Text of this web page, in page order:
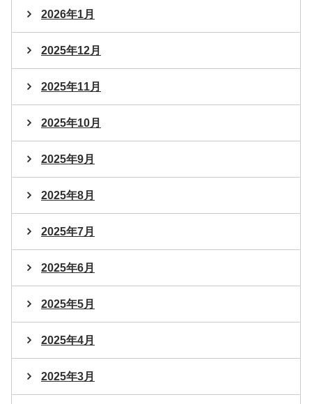
2026年1月
2025年12月
2025年11月
2025年10月
2025年9月
2025年8月
2025年7月
2025年6月
2025年5月
2025年4月
2025年3月